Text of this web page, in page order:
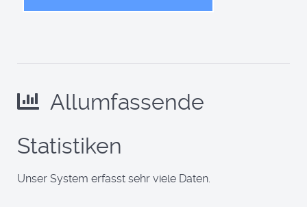
Allumfassende
Statistiken
Unser System erfasst sehr viele Daten.